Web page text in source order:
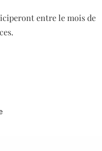
entre le mois de